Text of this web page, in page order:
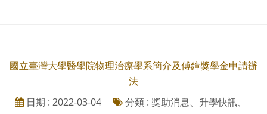
國立臺灣大學醫學院物理治療學系簡介及傅鐘獎學金申請辦
法
日期 : 2022-03-04
分類 : 獎助消息、升學快訊、